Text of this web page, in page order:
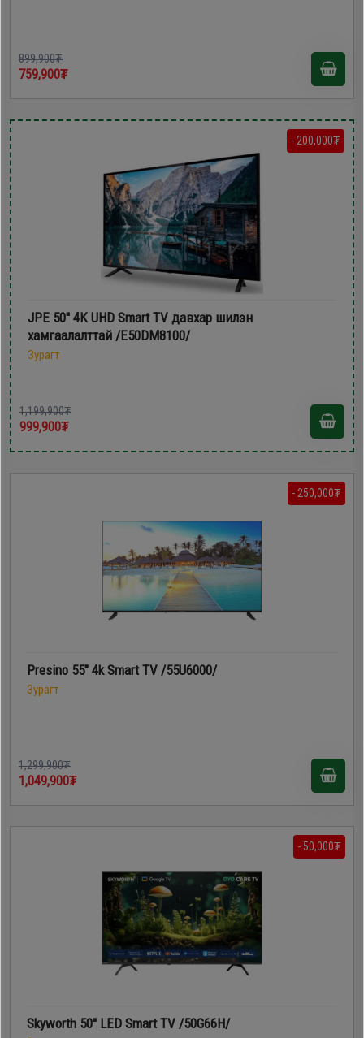
899,900₮
759,900₮
- 200,000₮
JPE 50'' 4K UHD Smart TV давхар шилэн
хамгаалалттай /E50DM8100/
Зурагт
1,199,900₮
999,900₮
- 250,000₮
Presino 55" 4k Smart TV /55U6000/
Зурагт
1,299,900₮
1,049,900₮
- 50,000₮
Skyworth 50'' LED Smart TV /50G66H/